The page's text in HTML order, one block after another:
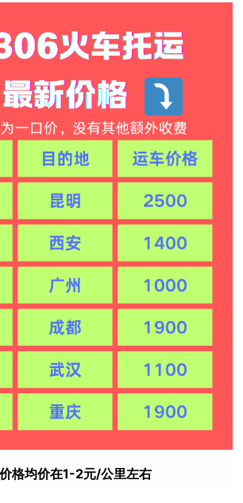
格均价在1-2元/公里左右